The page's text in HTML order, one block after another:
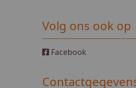
Volg ons ook op
Facebook